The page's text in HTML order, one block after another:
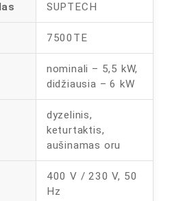
SUPTECH
7500TE
nominali – 5,5 kW,
didžiausia – 6 kW
dyzelinis,
keturtaktis,
aušinamas oru
400 V / 230 V, 50
Hz